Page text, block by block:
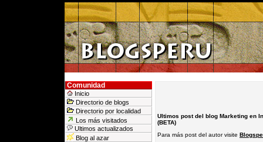
Comunidad
Inicio
Directorio de blogs
Directorio por localidad
Los más visitados
Ultimos actualizados
Blog al azar
Ultimos post del blog Marketing en
(BETA)
Para más post del autor visite